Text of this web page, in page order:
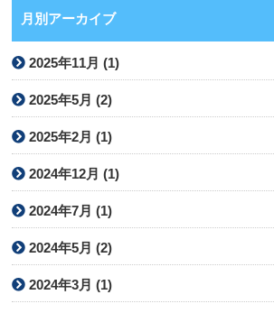
月別アーカイブ
2025年11月 (1)
2025年5月 (2)
2025年2月 (1)
2024年12月 (1)
2024年7月 (1)
2024年5月 (2)
2024年3月 (1)